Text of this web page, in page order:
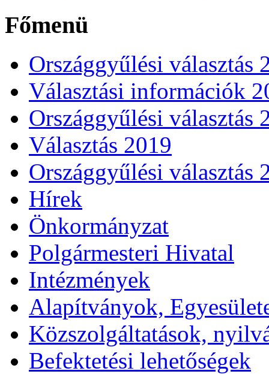
Főmenü
Országgyűlési választás
Választási információk
Országgyűlési választás
Választás 2019
Országgyűlési választás
Hírek
Önkormányzat
Polgármesteri Hivatal
Intézmények
Alapítványok,
Közszolgáltatások,
Befektetési lehetőségek